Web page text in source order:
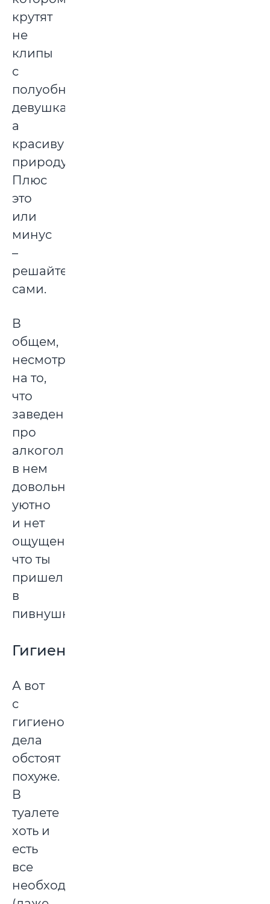
крутят
не
клипы
с
полуобнаженными
девушками,
а
красивую
природу.
Плюс
это
или
минус
–
решайте
сами.
В
общем,
несмотря
на то,
что
заведение
про
алкоголь,
в нем
довольно
уютно
и нет
ощущения,
что ты
пришел
в
пивнушку.
Гигиена
А вот
с
гигиеной
дела
обстоят
похуже.
В
туалете
хоть и
есть
все
необходимое